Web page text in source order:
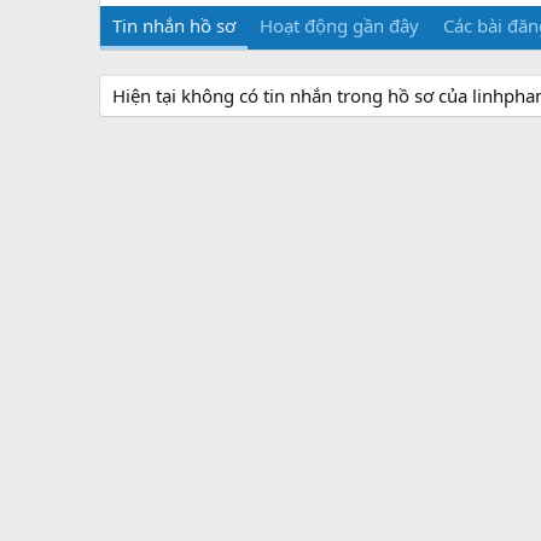
Tin nhắn hồ sơ Hoạt động gần đây Các bài
Hiện tại không có tin nhắn trong hồ sơ của